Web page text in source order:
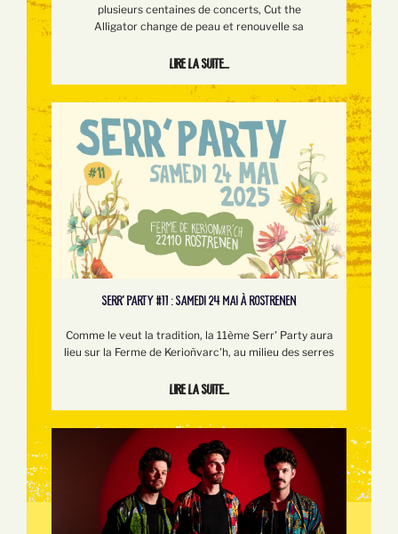
plusieurs centaines de concerts, Cut the
Alligator change de peau et renouvelle sa
Lire la suite...
SERR’ PARTY #11 : SAMEDI 24 MAI À ROSTRENEN
Comme le veut la tradition, la 11ème Serr' Party aura
lieu sur la Ferme de Kerioñvarc'h, au milieu des serres
Lire la suite...